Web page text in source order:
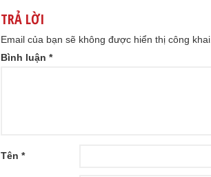
TRẢ LỜI
Email của bạn sẽ không được hiển thị công khai.
Bình luận *
Tên *